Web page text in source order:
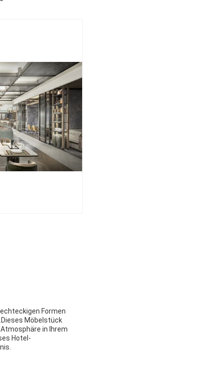
Formen
Möbelstück
in Ihrem
Hotel-